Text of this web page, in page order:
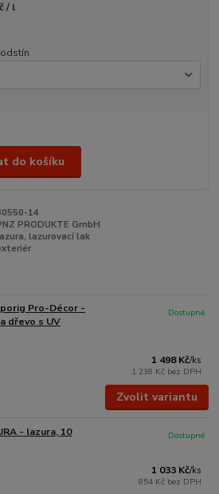
/ l
do košíku
14
PRODUKTE GmbH
lazurovací lak
Pro-Décor -
dřevo s UV
1 498 Kč/ks
1 238 Kč bez DPH
Dostupné
Zvolit variantu
- lazura, 10
1 033 Kč/ks
854 Kč bez DPH
Dostupné